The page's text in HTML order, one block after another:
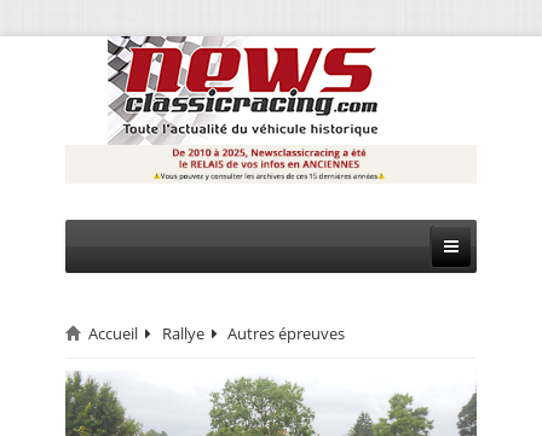
CIRCUIT
RALLYE
Accueil Rallye Autres épreuves